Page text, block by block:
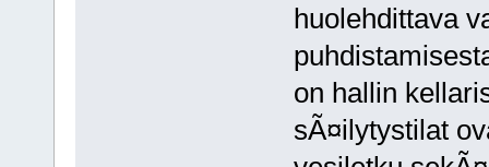
huolehdittava
on hallin
sÃ¤ilytystilat